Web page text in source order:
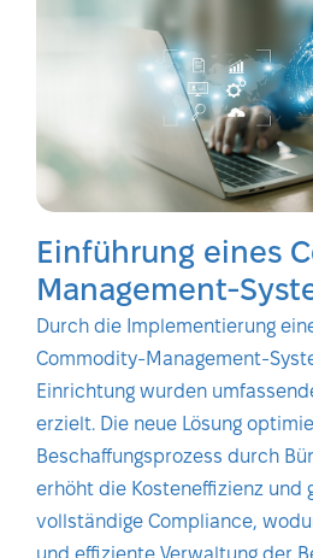
Einführung eines
Management-
Durch die Implementierung
Commodity-Management-
Einrichtung wurden
erzielt. Die neue Lösung
Beschaffungsprozess durch
erhöht die Kosteneffizienz und
vollständige Compliance,